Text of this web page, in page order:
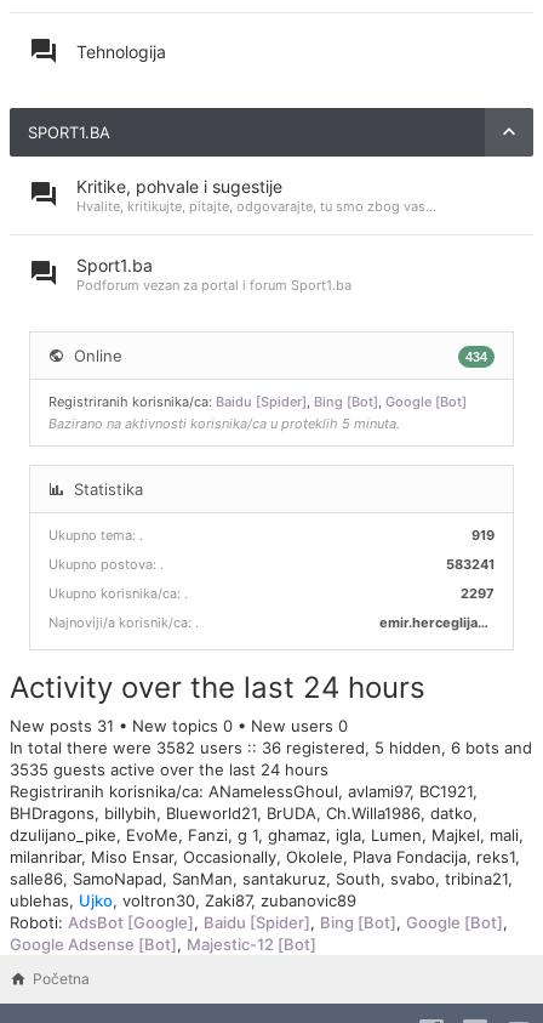
Tehnologija
SPORT1.BA
Kritike, pohvale i sugestije
Hvalite, kritikujte, pitajte, odgovarajte, tu smo zbog vas...
Sport1.ba
Podforum vezan za portal i forum Sport1.ba
Online 434
Registriranih korisnika/ca: Baidu [Spider], Bing [Bot], Google [Bot]
Bazirano na aktivnosti korisnika/ca u proteklih 5 minuta.
Statistika
Ukupno tema: 919
.
Ukupno postova:
583241
.
Ukupno korisnika/ca:
2297
.
Najnoviji/a korisnik/ca:
emir.herceglija00
.
Activity over the last 24 hours
New posts 31 • New topics 0 • New users 0
In total there were 3582 users :: 36 registered, 5 hidden, 6 bots and
3535 guests active over the last 24 hours
Registriranih korisnika/ca: ANamelessGhoul, avlami97, BC1921,
BHDragons, billybih, Blueworld21, BrUDA, Ch.Willa1986, datko,
dzulijano_pike, EvoMe, Fanzi, g 1, ghamaz, igla, Lumen, Majkel, mali,
milanribar, Miso Ensar, Occasionally, Okolele, Plava Fondacija, reks1,
salle86, SamoNapad, SanMan, santakuruz, South, svabo, tribina21,
ublehas, Ujko, voltron30, Zaki87, zubanovic89
Roboti: AdsBot [Google], Baidu [Spider], Bing [Bot], Google [Bot],
Google Adsense [Bot], Majestic-12 [Bot]
Početna